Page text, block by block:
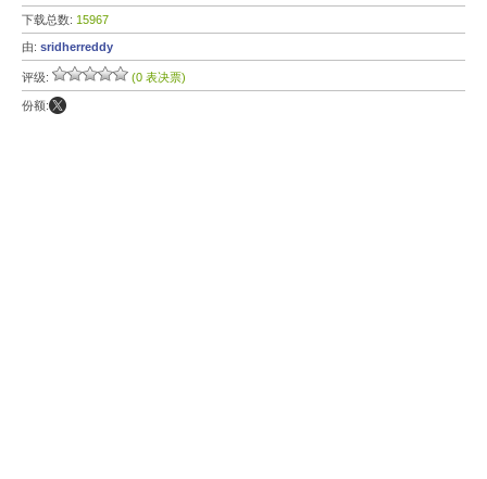
下载总数: 15967
由: sridherreddy
评级: (0 表决票)
份额: